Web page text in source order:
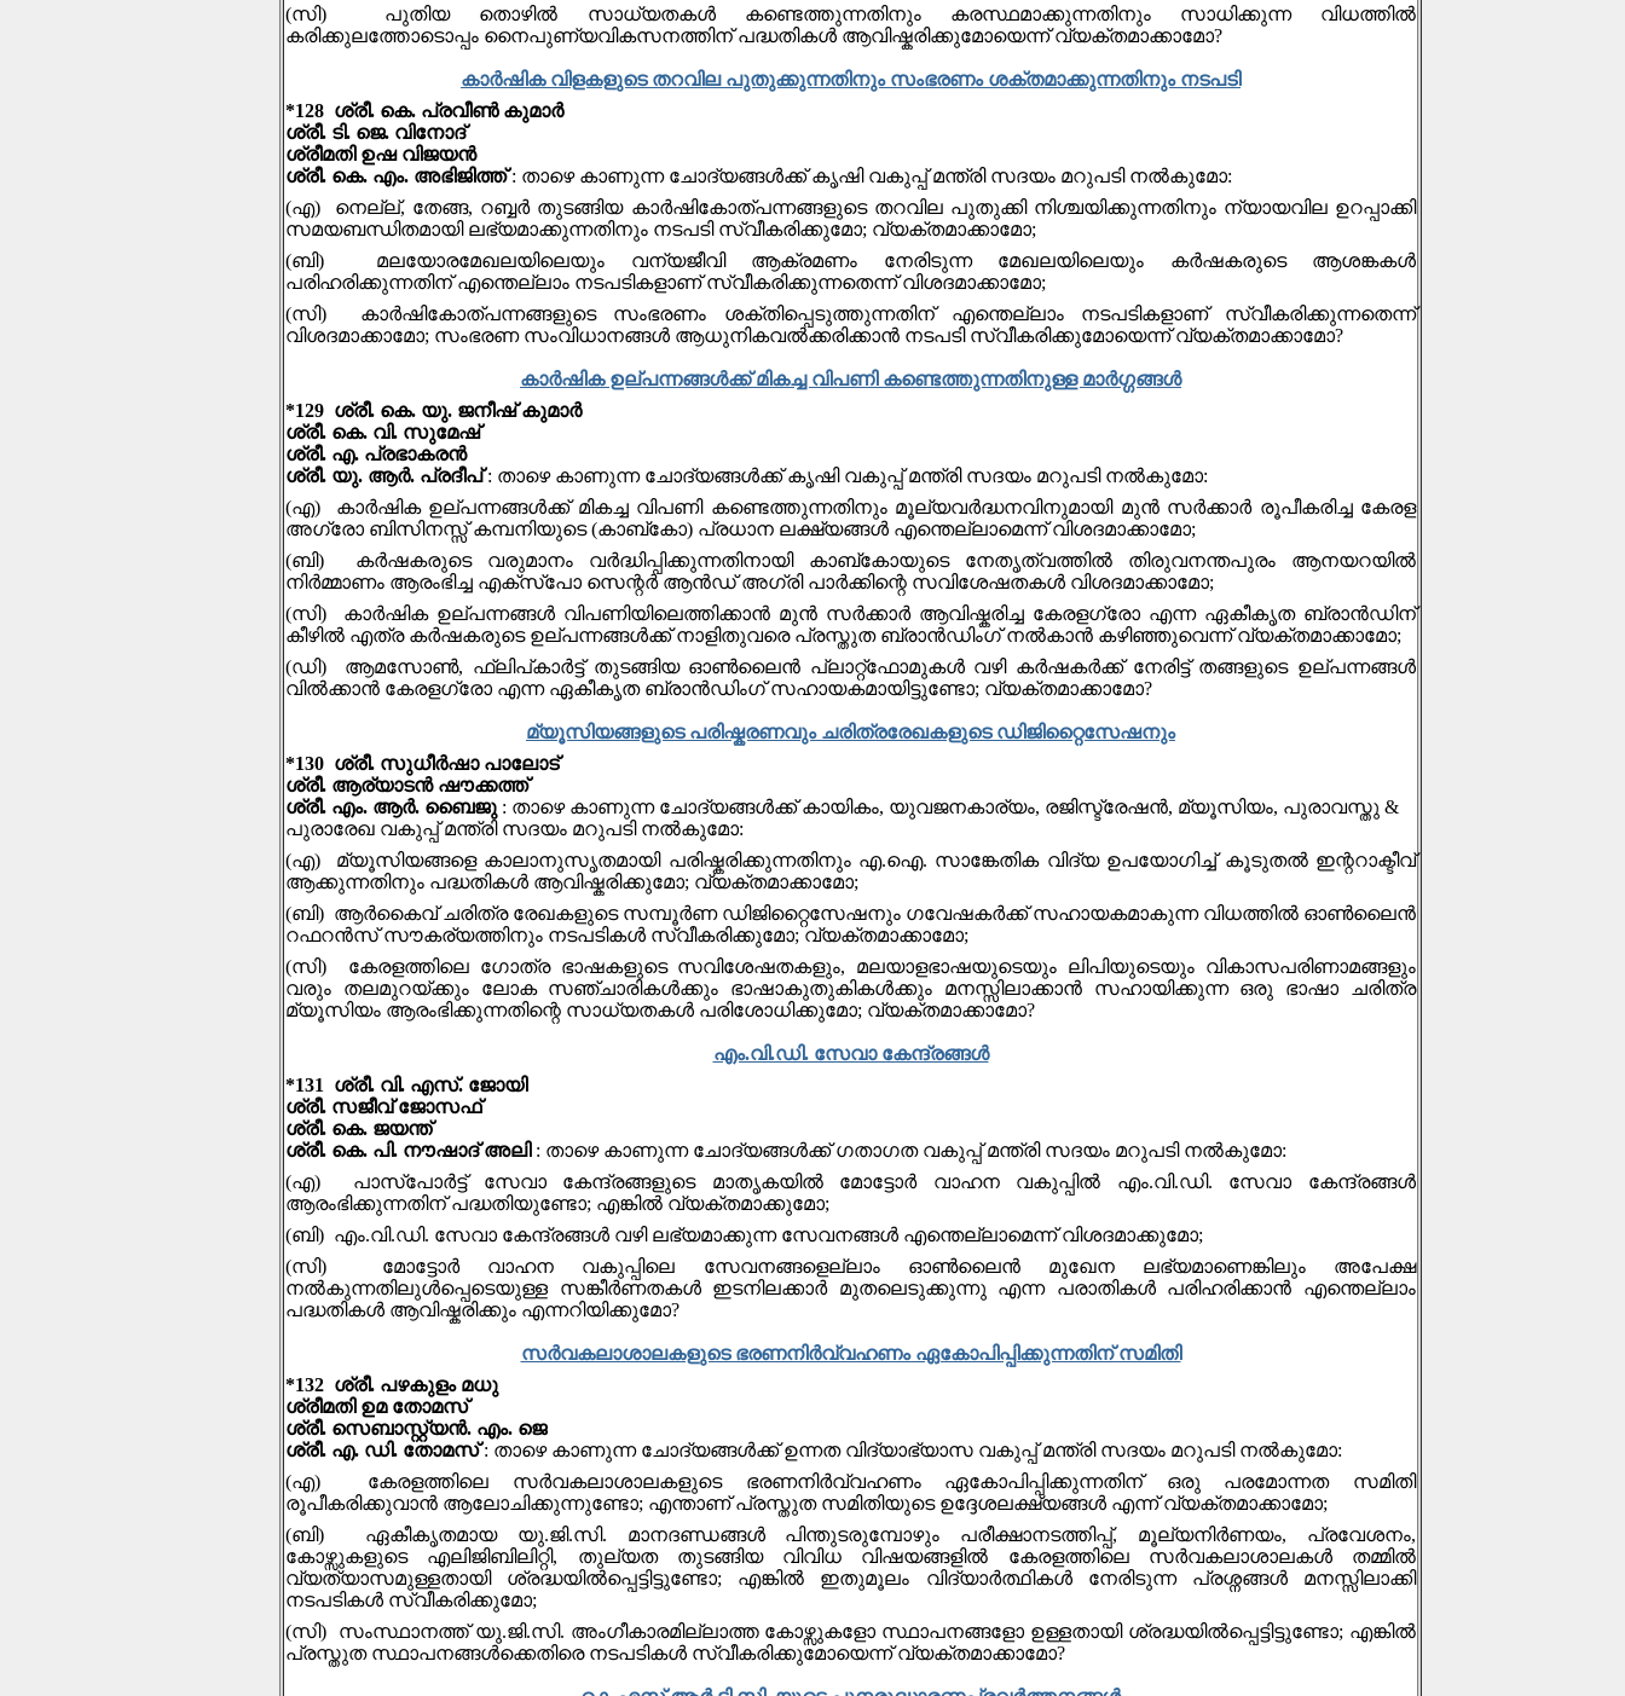
(സി) പുതിയ തൊഴില്‍ സാധ്യതകള്‍ കണ്ടെത്തുന്നതിനും കരസ്ഥമാക്കുന്നതിനും സാധിക്കുന്ന വിധത്തില്‍
കരിക്കുലത്തോടൊപ്പം നൈപുണ്യവികസനത്തിന് പദ്ധതികള്‍ ആവിഷ്കരിക്കുമോയെന്ന് വ്യക്തമാക്കാമോ?
കാര്‍ഷിക വിളകളുടെ തറവില പുതുക്കുന്നതിനും സംഭരണം ശക്തമാക്കുന്നതിനും നടപടി
*128 ശ്രീ. കെ. പ്രവീൺ കുമാർ
ശ്രീ. ടി. ജെ. വിനോദ്
ശ്രീമതി ഉഷ വിജയൻ
ശ്രീ. കെ. എം. അഭിജിത്ത് : താഴെ കാണുന്ന ചോദ്യങ്ങൾക്ക് കൃഷി വകുപ്പ് മന്ത്രി സദയം മറുപടി നല്‍കുമോ:
(എ) നെല്ല്, തേങ്ങ, റബ്ബർ തുടങ്ങിയ കാർഷികോത്പന്നങ്ങളുടെ തറവില പുതുക്കി നിശ്ചയിക്കുന്നതിനും ന്യായവില ഉറപ്പാക്കി
സമയബന്ധിതമായി ലഭ്യമാക്കുന്നതിനും നടപടി സ്വീകരിക്കുമോ; വ്യക്തമാക്കാമോ;
(ബി) മലയോരമേഖലയിലെയും വന്യജീവി ആക്രമണം നേരിടുന്ന മേഖലയിലെയും കര്‍ഷകരുടെ ആശങ്കകള്‍
പരിഹരിക്കുന്നതിന് എന്തെല്ലാം നടപടികളാണ് സ്വീകരിക്കുന്നതെന്ന് വിശദമാക്കാമോ;
(സി) കാർഷികോത്പന്നങ്ങളുടെ സംഭരണം ശക്തിപ്പെടുത്തുന്നതിന് എന്തെല്ലാം നടപടികളാണ് സ്വീകരിക്കുന്നതെന്ന്
വിശദമാക്കാമോ; സംഭരണ സംവിധാനങ്ങള്‍ ആധുനികവൽക്കരിക്കാൻ നടപടി സ്വീകരിക്കുമോയെന്ന് വ്യക്തമാക്കാമോ?
കാർഷിക ഉല്പന്നങ്ങള്‍ക്ക് മികച്ച വിപണി കണ്ടെത്തുന്നതിനുള്ള മാര്‍ഗ്ഗങ്ങള്‍
*129 ശ്രീ. കെ. യു. ജനീഷ് കുമാര്‍
ശ്രീ. കെ. വി. സുമേഷ്
ശ്രീ. എ. പ്രഭാകരന്‍
ശ്രീ. യു. ആര്‍. പ്രദീപ് : താഴെ കാണുന്ന ചോദ്യങ്ങൾക്ക് കൃഷി വകുപ്പ് മന്ത്രി സദയം മറുപടി നല്‍കുമോ:
(എ) കാര്‍ഷിക ഉല്പന്നങ്ങള്‍ക്ക് മികച്ച വിപണി കണ്ടെത്തുന്നതിനും മൂല്യവര്‍ദ്ധനവിനുമായി മുന്‍ സര്‍ക്കാര്‍ രൂപീകരിച്ച കേരള
അഗ്രാേ ബിസിനസ്സ് കമ്പനിയുടെ (കാബ്‌കോ) പ്രധാന ലക്ഷ്യങ്ങള്‍ എന്തെല്ലാമെന്ന് വിശദമാക്കാമാേ;
(ബി) കര്‍ഷകരുടെ വരുമാനം വര്‍ദ്ധിപ്പിക്കുന്നതിനായി കാബ്കാേയുടെ നേതൃത്വത്തില്‍ തിരുവനന്തപുരം ആനയറയില്‍
നിര്‍മ്മാണം ആരംഭിച്ച എക്സ്പാേ സെന്റര്‍ ആൻഡ് അഗ്രി പാര്‍ക്കിന്റെ സവിശേഷതകൾ വിശദമാക്കാമാേ;
(സി) കാര്‍ഷിക ഉല്പന്നങ്ങള്‍ വിപണിയിലെത്തിക്കാന്‍ മുൻ സര്‍ക്കാര്‍ ആവിഷ്കരിച്ച കേരളഗ്രാേ എന്ന ഏകീകൃത ബ്രാൻഡിന്
കീഴിൽ എത്ര കര്‍ഷകരുടെ ഉല്പന്നങ്ങൾക്ക് നാളിതുവരെ പ്രസ്തുത ബ്രാന്‍ഡിംഗ് നല്‍കാന്‍ കഴിഞ്ഞുവെന്ന് വ്യക്തമാക്കാമാേ;
(ഡി) ആമസാേണ്‍, ഫ്ലിപ്കാര്‍ട്ട് തുടങ്ങിയ ഓണ്‍ലെെന്‍ പ്ലാറ്റ്ഫാേമുകള്‍ വഴി കര്‍ഷകര്‍ക്ക് നേരിട്ട് തങ്ങളുടെ ഉല്പന്നങ്ങള്‍
വില്‍ക്കാന്‍ കേരളഗ്രാേ എന്ന ഏകീകൃത ബ്രാന്‍ഡിംഗ് സഹായകമായിട്ടുണ്ടോ; വ്യക്തമാക്കാമാേ?
മ്യൂസിയങ്ങളുടെ പരിഷ്കരണവും ചരിത്രരേഖകളുടെ ഡിജിറ്റൈസേഷനും
*130 ശ്രീ. സുധീർഷാ പാലോട്
ശ്രീ. ആര്യാടന്‍ ഷൗക്കത്ത്
ശ്രീ. എം. ആർ. ബൈജു : താഴെ കാണുന്ന ചോദ്യങ്ങൾക്ക് കായികം, യുവജനകാര്യം, രജിസ്ട്രേഷൻ, മ്യൂസിയം, പുരാവസ്തു &
പുരാരേഖ വകുപ്പ് മന്ത്രി സദയം മറുപടി നല്‍കുമോ:
(എ) മ്യൂസിയങ്ങളെ കാലാനുസൃതമായി പരിഷ്കരിക്കുന്നതിനും എ.ഐ. സാങ്കേതിക വിദ്യ ഉപയോഗിച്ച് കൂടുതൽ ഇന്ററാക്ടീവ്
ആക്കുന്നതിനും പദ്ധതികൾ ആവിഷ്കരിക്കുമോ; വ്യക്തമാക്കാമോ;
(ബി) ആർകൈവ് ചരിത്ര രേഖകളുടെ സമ്പൂർണ ഡിജിറ്റൈസേഷനും ഗവേഷകർക്ക് സഹായകമാകുന്ന വിധത്തിൽ ഓൺലൈൻ
റഫറൻസ് സൗകര്യത്തിനും നടപടികള്‍ സ്വീകരിക്കുമോ; വ്യക്തമാക്കാമോ;
(സി) കേരളത്തിലെ ഗോത്ര ഭാഷകളുടെ സവിശേഷതകളും, മലയാളഭാഷയുടെയും ലിപിയുടെയും വികാസപരിണാമങ്ങളും
വരും തലമുറയ്ക്കും ലോക സഞ്ചാരികള്‍ക്കും ഭാഷാകുതുകികള്‍ക്കും മനസ്സിലാക്കാന്‍ സഹായിക്കുന്ന ഒരു ഭാഷാ ചരിത്ര
മ്യൂസിയം ആരംഭിക്കുന്നതിന്റെ സാധ്യതകള്‍ പരിശോധിക്കുമോ; വ്യക്തമാക്കാമോ?
എം.വി.ഡി. സേവാ കേന്ദ്രങ്ങൾ
*131 ശ്രീ. വി. എസ്. ജോയി
ശ്രീ. സജീവ് ജോസഫ്
ശ്രീ. കെ. ജയന്ത്
ശ്രീ. കെ. പി. നൗഷാദ് അലി : താഴെ കാണുന്ന ചോദ്യങ്ങൾക്ക് ഗതാഗത വകുപ്പ് മന്ത്രി സദയം മറുപടി നല്‍കുമോ:
(എ) പാസ്പോർട്ട് സേവാ കേന്ദ്രങ്ങളുടെ മാതൃകയിൽ മോട്ടോർ വാഹന വകുപ്പിൽ എം.വി.ഡി. സേവാ കേന്ദ്രങ്ങൾ
ആരംഭിക്കുന്നതിന് പദ്ധതിയുണ്ടോ; എങ്കിൽ വ്യക്തമാക്കുമോ;
(ബി) എം.വി.ഡി. സേവാ കേന്ദ്രങ്ങൾ വഴി ലഭ്യമാക്കുന്ന സേവനങ്ങൾ എന്തെല്ലാമെന്ന് വിശദമാക്കുമോ;
(സി) മോട്ടോർ വാഹന വകുപ്പിലെ സേവനങ്ങളെല്ലാം ഓൺലൈൻ മുഖേന ലഭ്യമാണെങ്കിലും അപേക്ഷ
നൽകുന്നതിലുൾപ്പെടെയുള്ള സങ്കീർണതകൾ ഇടനിലക്കാർ മുതലെടുക്കുന്നു എന്ന പരാതികൾ പരിഹരിക്കാൻ എന്തെല്ലാം
പദ്ധതികൾ ആവിഷ്കരിക്കും എന്നറിയിക്കുമോ?
സര്‍വകലാശാലകളുടെ ഭരണനിര്‍വ്വഹണം ഏകോപിപ്പിക്കുന്നതിന് സമിതി
*132 ശ്രീ. പഴകുളം മധു
ശ്രീമതി ഉമ തോമസ്
ശ്രീ. സെബാസ്റ്റ്യൻ. എം. ജെ
ശ്രീ. എ. ഡി. തോമസ് : താഴെ കാണുന്ന ചോദ്യങ്ങൾക്ക് ഉന്നത വിദ്യാഭ്യാസ വകുപ്പ് മന്ത്രി സദയം മറുപടി നല്‍കുമോ:
(എ) കേരളത്തിലെ സര്‍വകലാശാലകളുടെ ഭരണനിര്‍വ്വഹണം ഏകോപിപ്പിക്കുന്നതിന് ഒരു പരമോന്നത സമിതി
രൂപീകരിക്കുവാന്‍ ആലോചിക്കുന്നുണ്ടോ; എന്താണ് പ്രസ്തുത സമിതിയുടെ ഉദ്ദേശലക്ഷ്യങ്ങള്‍ എന്ന് വ്യക്തമാക്കാമോ;
(ബി) ഏകീകൃതമായ യു.ജി.സി. മാനദണ്ഡങ്ങള്‍ പിന്തുടരുമ്പോഴും പരീക്ഷാനടത്തിപ്പ്, മൂല്യനിര്‍ണയം, പ്രവേശനം,
കോഴ്സുകളുടെ എലിജിബിലിറ്റി, തുല്യത തുടങ്ങിയ വിവിധ വിഷയങ്ങളില്‍ കേരളത്തിലെ സര്‍വകലാശാലകള്‍ തമ്മില്‍
വ്യത്യാസമുള്ളതായി ശ്രദ്ധയിൽപ്പെട്ടിട്ടുണ്ടോ; എങ്കിൽ ഇതുമൂലം വിദ്യാര്‍ത്ഥികള്‍ നേരിടുന്ന പ്രശ്നങ്ങള്‍ മനസ്സിലാക്കി
നടപടികള്‍ സ്വീകരിക്കുമോ;
(സി) സംസ്ഥാനത്ത് യു.ജി.സി. അംഗീകാരമില്ലാത്ത കോഴ്സുകളോ സ്ഥാപനങ്ങളോ ഉള്ളതായി ശ്രദ്ധയില്‍പ്പെട്ടിട്ടുണ്ടോ; എങ്കിൽ
പ്രസ്തുത സ്ഥാപനങ്ങൾക്കെതിരെ നടപടികള്‍ സ്വീകരിക്കുമോയെന്ന് വ്യക്തമാക്കാമോ?